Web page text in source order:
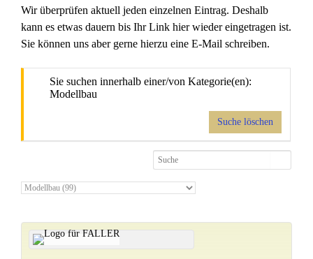
Wir überprüfen aktuell jeden einzelnen Eintrag. Deshalb
kann es etwas dauern bis Ihr Link hier wieder eingetragen ist.
Sie können uns aber gerne hierzu eine E-Mail schreiben.
Sie suchen innerhalb einer/von Kategorie(en):
Modellbau
Suche löschen